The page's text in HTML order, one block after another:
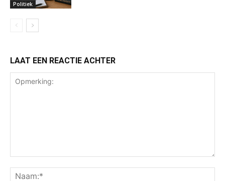
Politiek
LAAT EEN REACTIE ACHTER